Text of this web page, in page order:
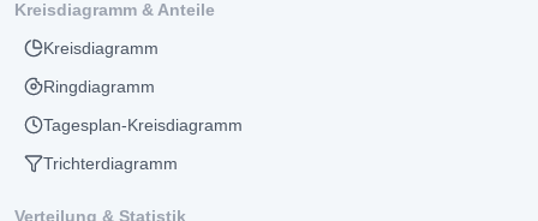
Kreisdiagramm & Anteile
Kreisdiagramm
Ringdiagramm
Tagesplan-Kreisdiagramm
Trichterdiagramm
Verteilung & Statistik